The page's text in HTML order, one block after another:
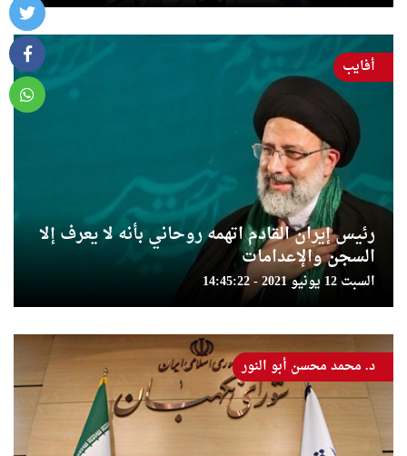
رئيس إيران القادم اتهمه روحاني بأنه لا يعرف إلا
السجن والإعدامات
السبت 12 يونيو 2021 - 14:45:22
أفايب
د. محمد محسن أبو النور